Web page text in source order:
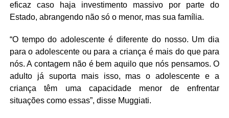
eficaz caso haja investimento massivo por parte do
Estado, abrangendo não só o menor, mas sua família.
“O tempo do adolescente é diferente do nosso. Um dia
para o adolescente ou para a criança é mais do que para
nós. A contagem não é bem aquilo que nós pensamos. O
adulto já suporta mais isso, mas o adolescente e a
criança têm uma capacidade menor de enfrentar
situações como essas”, disse Muggiati.